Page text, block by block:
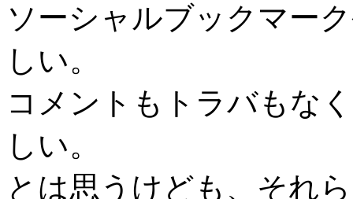
ソーシャルブックマー
しい。
コメントもトラバもな
しい。
とは思うけども、それ